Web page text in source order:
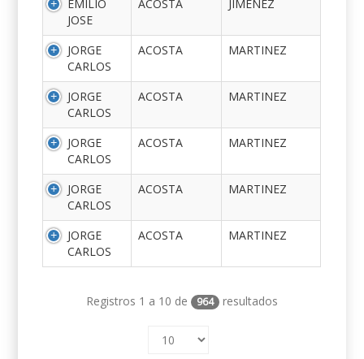
EMILIO
JOSE
ACOSTA JIMENEZ
JORGE
CARLOS
ACOSTA MARTINEZ
JORGE
CARLOS
ACOSTA MARTINEZ
JORGE
CARLOS
ACOSTA MARTINEZ
JORGE
CARLOS
ACOSTA MARTINEZ
JORGE
CARLOS
ACOSTA MARTINEZ
Registros 1 a 10 de 964 resultados